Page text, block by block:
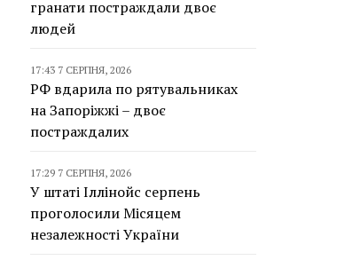
гранати постраждали двоє
людей
17:43 7 СЕРПНЯ, 2026
РФ вдарила по рятувальниках
на Запоріжжі – двоє
постраждалих
17:29 7 СЕРПНЯ, 2026
У штаті Іллінойс серпень
проголосили Місяцем
незалежності України